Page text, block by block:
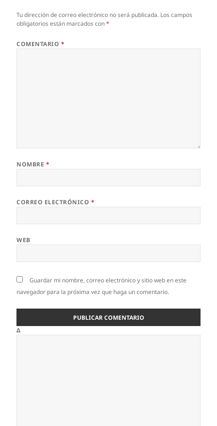
Tu dirección de correo electrónico no será publicada. Los campos
obligatorios están marcados con*
COMENTARIO *
NOMBRE *
CORREO ELECTRÓNICO *
WEB
Guardar mi nombre, correo electrónico y sitio web en este
navegador para la próxima vez que haga un comentario.
Δ